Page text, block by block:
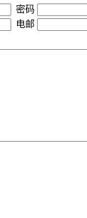
密码
电邮